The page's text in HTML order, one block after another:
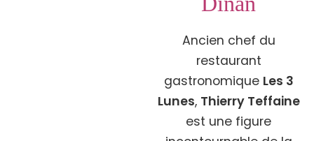
Ancien chef du
restaurant
gastronomique Les 3
Lunes, Thierry Teffaine
est une figure